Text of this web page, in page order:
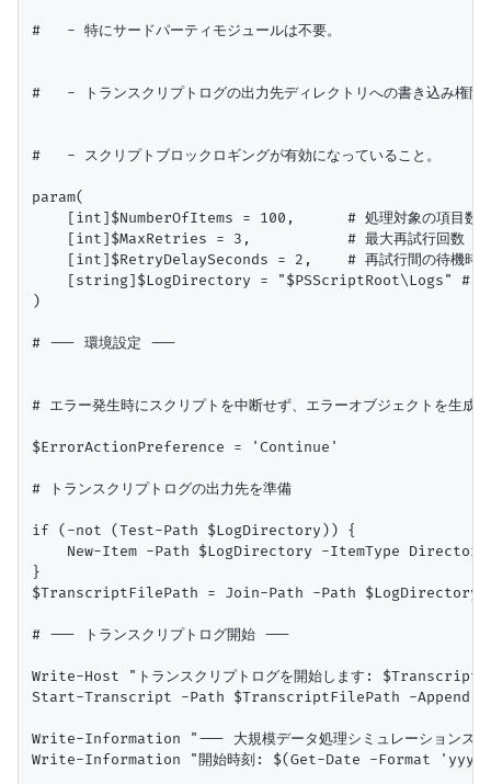
#   - 特にサードパーティモジュールは不要。
#   - トランスクリプトログの出力先ディレクトリへの書き込み権限
#   - スクリプトブロックロギングが有効になっていること。
param(
    [int]$NumberOfItems = 100,      # 処理対象の項目数
    [int]$MaxRetries = 3,           # 最大再試行回数
[int]$RetryDelaySeconds = 2,    # 再試行間の待機時
[string]$LogDirectory = "$PSScriptRoot\Logs" # トラ
)
# --- 環境設定 ---
# エラー発生時にスクリプトを中断せず、エラーオブジェクトを生
$ErrorActionPreference = 'Continue'
# トランスクリプトログの出力先を準備
if (-not (Test-Path $LogDirectory)) {
New-Item -Path $LogDirectory -ItemType
}
$TranscriptFilePath = Join-Path -Path $LogDirectory -
# --- トランスクリプトログ開始 ---
Write-Host "トランスクリプトログを開始します:
Start-Transcript -Path $TranscriptFilePath -Append -
Write-Information "--- 大規模データ処理シミュレーショ
Write-Information "開始時刻: $(Get-Date -Format